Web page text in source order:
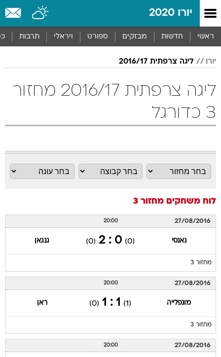
יורו 2020
ראשי חדשות מבזקים ספורט ויראלי תרבות
יורו ליגה צרפתית 2016/17
ליגה צרפתית 2016/17 מחזור
3 כדורגל
לוח משחקים מחזור 3
27/08/2016
20:00
נאנסי (0)
0 : 2
(0) גנגאן
מחזור 3
27/08/2016
20:00
מונפלייה (1)
1 : 1
(0) ראן
מחזור 3
27/08/2016
20:00